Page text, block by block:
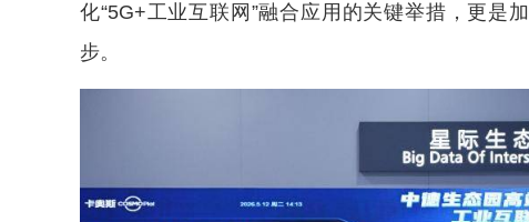
化“5G+工业互联网”融合应用的关键举措，更是
步。